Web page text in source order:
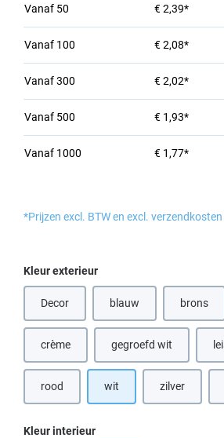
Vanaf 50 € 2,39*
Vanaf 100 € 2,08*
Vanaf300 € 2,02*
Vanaf 500 € 1,93*
Vanaf 1000 € 1,77*
*Prijzen excl. BTW en excl. verzendkosten
Selecteer
Kleur exterieur
Decor(Deze optie is momenteel niet
blauw brons
(Deze
crème gegroefd wit
(Deze optie is
rood(Deze optie is momenteel niet
wit zilver(Deze optie
Selecteer
Kleur interieur